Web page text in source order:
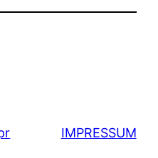
IMPRESSUM